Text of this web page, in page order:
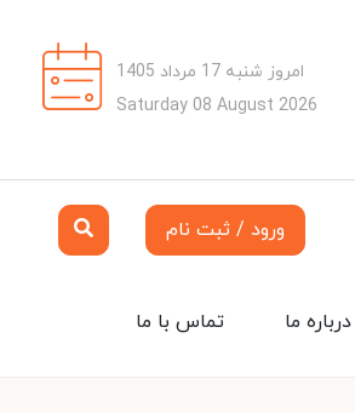
امروز شنبه 17 مرداد 1405
Saturday 08 August 2026
ورود / ثبت نام
تماس با ما درباره ما